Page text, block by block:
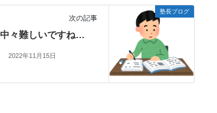
塾長ブログ
次の記事
中々難しいですね…
2022年11月15日